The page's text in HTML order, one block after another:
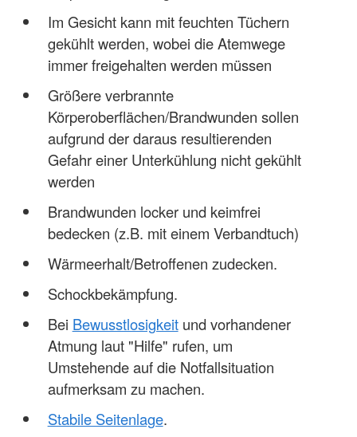
Im Gesicht kann mit feuchten Tüchern
gekühlt werden, wobei die Atemwege
immer freigehalten werden müssen
Größere verbrannte
Körperoberflächen/Brandwunden sollen
aufgrund der daraus resultierenden
Gefahr einer Unterkühlung nicht gekühlt
werden
Brandwunden locker und keimfrei
bedecken (z.B. mit einem Verbandtuch)
Wärmeerhalt/Betroffenen zudecken.
Schockbekämpfung.
Bei Bewusstlosigkeitund vorhandener
Atmung laut "Hilfe" rufen, um
Umstehende auf die Notfallsituation
aufmerksam zu machen.
Stabile Seitenlage.